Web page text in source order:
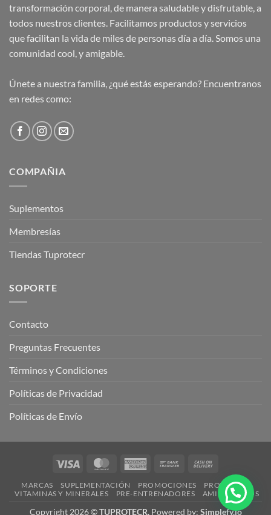
transformación corporal, de manera saludable y disfrutable, a
todos nuestros clientes. Facilitamos productos y servicios
que facilitan la vida de miles de personas día a día. Somos una
comunidad cool, y amigable.
Únete a nuestra familia, ¿qué estás esperando? Encuentranos
en redes como:
COMPAÑIA
Suplementos
Membresías
Tiendas Tuprotecr
SOPORTE
Contacto
Preguntas Frecuentes
Términos y Condiciones
Políticas de Privacidad
Políticas de Envío
Visa MasterCardAmerican
Bank
On
Delivery
MARCAS SUPLEMENTACIÓN PROMOCIONES
PROTEÍNAS
VITAMINAS Y MINERALES
PRE-ENTRENADORES AMINOÁCIDOS
Copyright 2026 ©TUPROTECR. Powered by: Simplefy.io
¿Necesitas ayuda?